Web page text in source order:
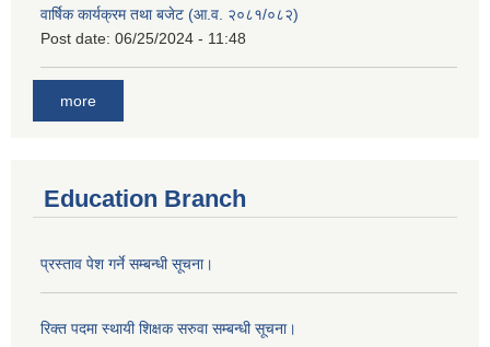
वार्षिक कार्यक्रम तथा बजेट (आ.व. २०८१/०८२)
Post date: 06/25/2024 - 11:48
more
Education Branch
प्रस्ताव पेश गर्ने सम्बन्धी सूचना।
रिक्त पदमा स्थायी शिक्षक सरुवा सम्बन्धी सूचना।